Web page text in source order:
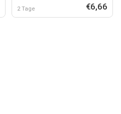
2 Tage €6,66